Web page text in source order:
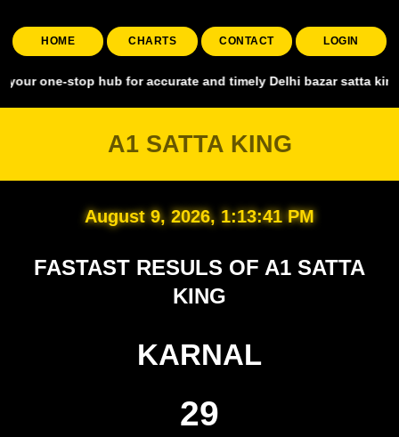
HOME CHARTS CONTACT LOGIN
hub for accurate and timely Delhi bazar satta king,
A1 SATTA KING
August 9, 2026, 1:13:42 PM
FASTAST RESULS OF A1 SATTA
KING
KARNAL
29